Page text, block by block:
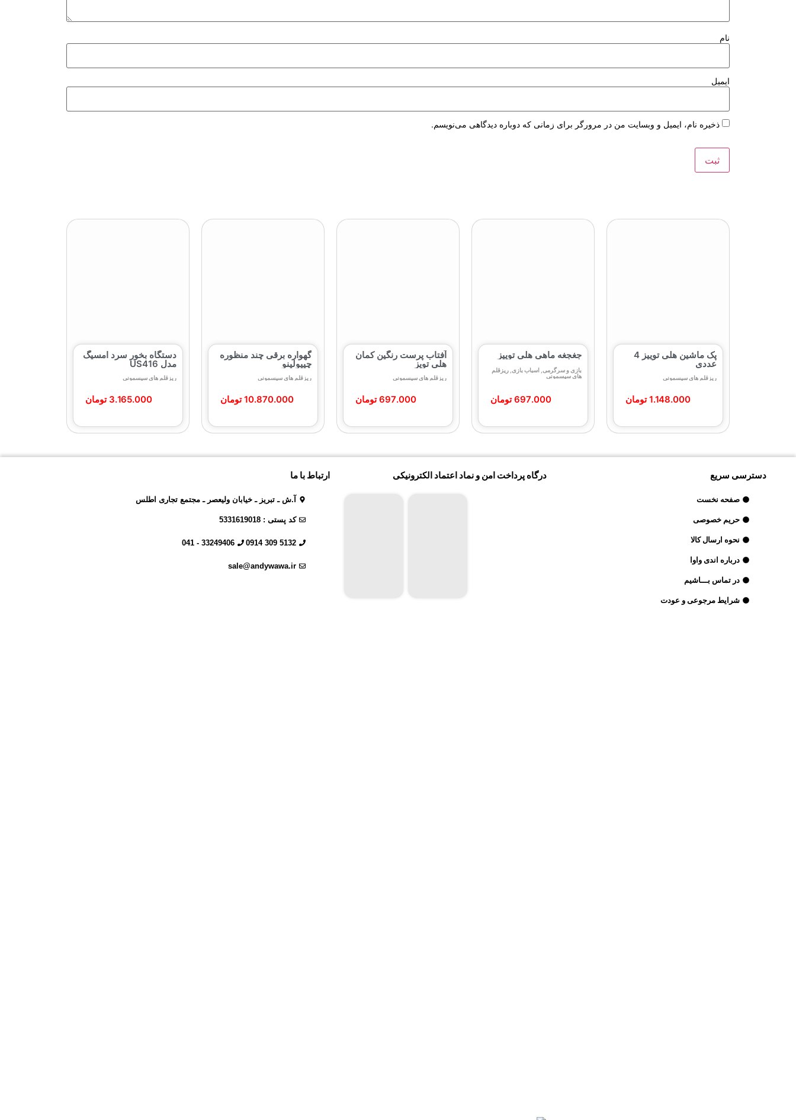
نام
ایمیل
ذخیره نام، ایمیل و وبسایت من در مرورگر برای زمانی که دوباره دیدگاهی می‌نویسم.
پک ماشین هلی توییز 4
عددی
ریزقلم های سیسمونی
1.148.000 تومان
جغجغه ماهی هلی‌ توییز
بازی و سرگرمی اسباب بازی ریزقلم
های سیسمونی
697.000 تومان
آفتاب‌ پرست رنگین‌ کمان
هلی‌ تویز
ریزقلم های سیسمونی
697.000 تومان
گهواره برقی چند منظوره
چیپولینو
ریزقلم های سیسمونی
10.870.000 تومان
دستگاه بخور سرد امسیگ
مدل US416
ریزقلم های سیسمونی
3.165.000 تومان
دسترسی سریع
صفحه نخست
حریم خصوصی
نحوه ارسال کالا
درباره اندی واوا
در تماس بـــاشیم
شرایط مرجوعی و عودت
درگاه پرداخت امن و نماد اعتماد الکترونیکی ارتباط با ما
آ.ش ـ تبریز ـ خیابان ولیعصر ـ مجتمع تجاری اطلس
کد پستی : 5331619018
5132 309 0914
33249406 - 041
sale@andywawa.ir